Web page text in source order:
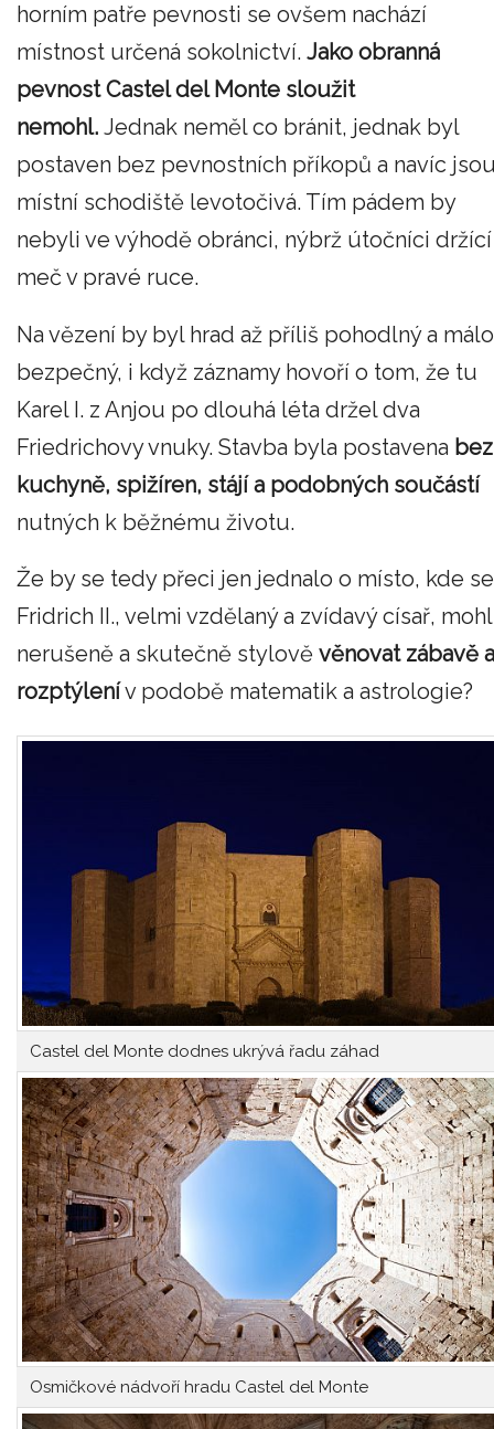
horním patře pevnosti se ovšem nachází
místnost určená sokolnictví. Jako obranná
pevnost Castel del Monte sloužit
nemohl. Jednak neměl co bránit, jednak byl
postaven bez pevnostních příkopů a navíc
místní schodiště levotočivá. Tím pádem by
nebyli ve výhodě obránci, nýbrž útočníci držící
meč v pravé ruce.
Na vězení by byl hrad až příliš pohodlný a málo
bezpečný, i když záznamy hovoří o tom, že tu
Karel I. z Anjou po dlouhá léta držel dva
Friedrichovy vnuky. Stavba byla postavena bez
kuchyně, spižíren, stájí a podobných součástí
nutných k běžnému životu.
Že by se tedy přeci jen jednalo o místo, kde se
Fridrich II., velmi vzdělaný a zvídavý císař, mohl
nerušeně a skutečně stylově věnovat zábavě a
rozptýlenív podobě matematik a astrologie?
Castel del Monte dodnes ukrývá řadu záhad
Osmičkové nádvoří hradu Castel del Monte